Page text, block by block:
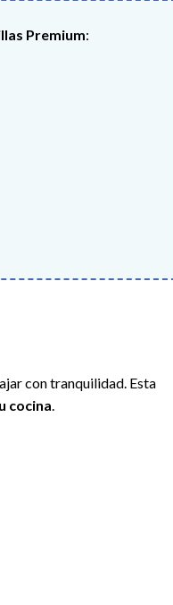
Premium:
con tranquilidad. Esta
cocina.